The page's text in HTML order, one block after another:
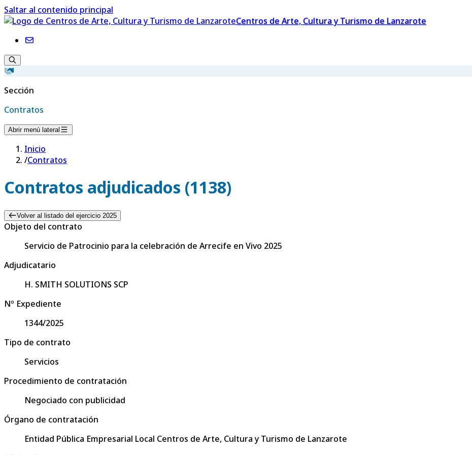
Saltar al contenido principal
Centros de Arte, Cultura y Turismo de Lanzarote
Sección
Contratos
Abrir menú lateral
Inicio
/Contratos
Contratos adjudicados (1138)
Volver al listado del ejercicio 2025
Objeto del contrato
Servicio de Patrocinio para la celebración de Arrecife en Vivo 2025
Adjudicatario
H. SMITH SOLUTIONS SCP
Nº Expediente
1344/2025
Tipo de contrato
Servicios
Procedimiento de contratación
Negociado con publicidad
Órgano de contratación
Entidad Pública Empresarial Local Centros de Arte, Cultura y Turismo de Lanzarote